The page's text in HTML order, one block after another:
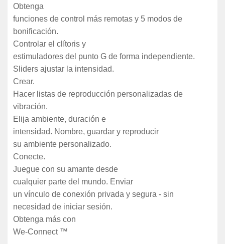
Obtenga
funciones de control más remotas y 5 modos de
bonificación.
Controlar el clítoris y
estimuladores del punto G de forma independiente.
Sliders ajustar la intensidad.
Crear.
Hacer listas de reproducción personalizadas de
vibración.
Elija ambiente, duración e
intensidad. Nombre, guardar y reproducir
su ambiente personalizado.
Conecte.
Juegue con su amante desde
cualquier parte del mundo. Enviar
un vínculo de conexión privada y segura - sin
necesidad de iniciar sesión.
Obtenga más con
We-Connect ™